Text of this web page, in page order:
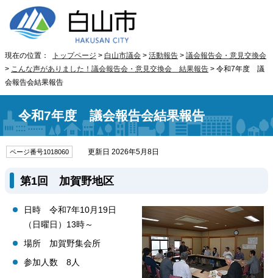
現在の位置： トップページ > 白山市議会 > 活動報告 > 議会報告会・意見交換会
> こんな声がありました！議会報告会・意見交換会 結果報告 > 令和7年度 議
会報告会結果報告
令和7年度 議会報告会結果報告
ページ番号1018060 更新日 2026年5月8日
第1回 加賀野地区
日時 令和7年10月19日
（日曜日）13時～
場所 加賀野集会所
参加人数 8人